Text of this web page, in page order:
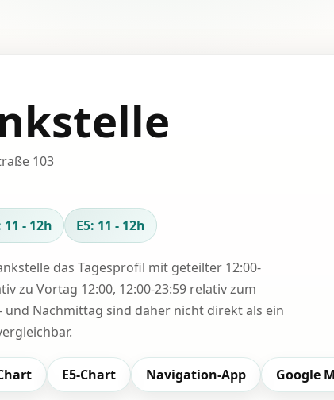
103
11 - 12h E5: 11 - 12h
das Tagesprofil mit geteilter 12:00-
zu Vortag 12:00, 12:00-23:59 relativ zum
und Nachmittag sind daher nicht direkt als ein
E5-Chart Navigation-App Google